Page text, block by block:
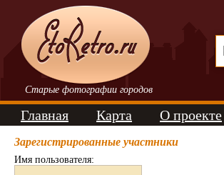
Старые фотографии городов
Главная Карта О проекте
Зарегистрированные участники
Имя пользователя: